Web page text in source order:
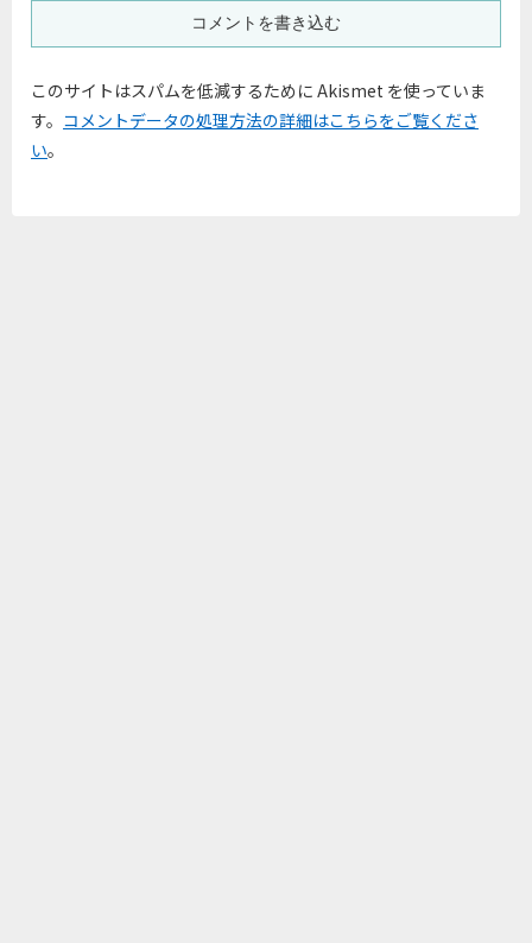
コメントを書き込む
このサイトはスパムを低減するために Akismet を使っていま
す。 コメントデータの処理方法の詳細はこちらをご覧くださ
い。